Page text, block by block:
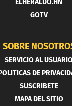
GOTV
SOBRE
SERVICIO AL
DE
SUSCRIBETE
MAPA DEL SITIO